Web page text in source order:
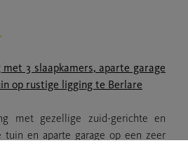
met 3 slaapkamers, aparte garage
op rustige ligging te Berlare
met gezellige zuid-gerichte en
tuin en aparte garage op een zeer